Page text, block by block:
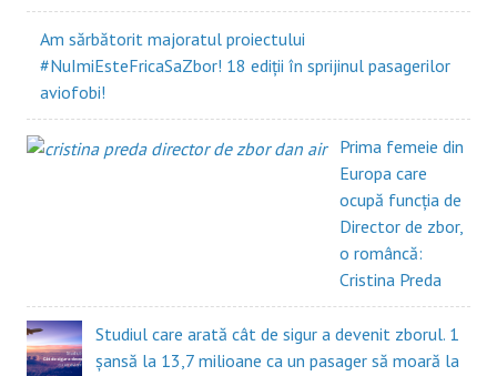
Am sărbătorit majoratul proiectului
#NuImiEsteFricaSaZbor! 18 ediții în sprijinul pasagerilor
aviofobi!
Prima femeie din
Europa care
ocupă funcția de
Director de zbor,
o româncă:
Cristina Preda
Studiul care arată cât de sigur a devenit zborul. 1
șansă la 13,7 milioane ca un pasager să moară la